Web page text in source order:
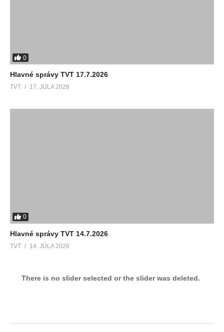
0
Hlavné správy TVT 17.7.2026
TVT 17. JÚLA 2026
0
Hlavné správy TVT 14.7.2026
TVT 14. JÚLA 2026
There is no slider selected or the slider was deleted.